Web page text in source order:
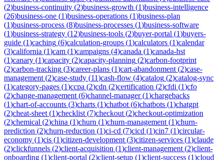
(2)business-continuity (2)business-growth (1)business-intelligence
(26)business-one (1)business-operations (1)business-plan
(1)business-process (8)business-processes (1)business-software
(1)business-strategy (12)business-tools (2)buyer-portal (1)buyers-
guide (1)caching (6)calculation-groups (1)calculators (1)calendar
(3)california (1)cam (1)campaigns (4)canada (1)canada-hst
(1)canary (1)capacity (2)capacity-planning (2)carbon-footprint
(2)carbon-tracking (3)career-plans (1)cart-abandonment (2)case-
management (2)case-study (11)cash-flow (4)catalog (2)catalog-sync
(1)category-pages (1)ccpa (2)cdn (2)certification (2)cfdi (1)cfo
(2)change-management (6)channel-manager(1)chargebacks
(1)chart-of-accounts (3)charts (1)chatbot (6)chatbots (1)chatgpt
(2)cheat-sheet (1)checklist (7)checkout (2)checkout-optimization
(2)chemical (2)china (1)churn (1)churn-management (1)churn-
prediction (2)churn-reduction (1)ci-cd (7)cicd (1)cin7 (1)circular-
economy (1)cis (1)citizen-development (3)citizen-services (1)claude
(2)clickfunnels (2)client-acquisition (1)client-management (2)client-
onboarding (1)client-portal (2)client-setup (1)client-success (1)cloud